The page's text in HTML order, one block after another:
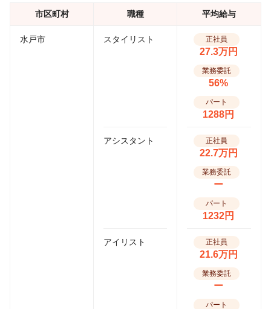
市区町村 職種 平均給与
水戸市 スタイリスト 正社員
27.3万円
業務委託
56%
パート
1288円
アシスタント 正社員
22.7万円
業務委託
ー
パート
1232円
アイリスト 正社員
21.6万円
業務委託
ー
パート